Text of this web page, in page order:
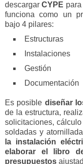
descargarCYPE
funciona como un
bajo 4 pilares:
Estructuras
Instalaciones
Gestión
Documentación
Es posible diseñar
de la estructura,
solicitaciones,
soldadas y
la instalación
elaborar el libro
presupuestos